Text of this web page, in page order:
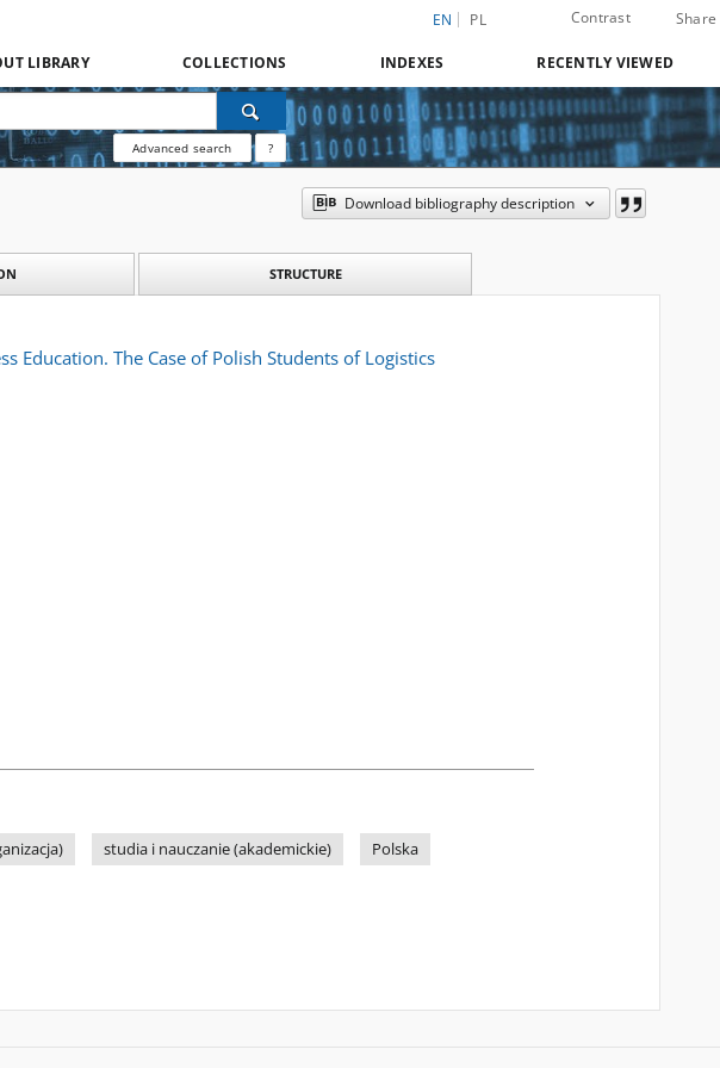
EN PL Contrast Share
LIBRARY COLLECTIONS INDEXES RECENTLY VIEWED
Advanced search ?
Download bibliography description
STRUCTURE
Education. The Case of Polish Students of Logistics
studia i nauczanie (akademickie) Polska